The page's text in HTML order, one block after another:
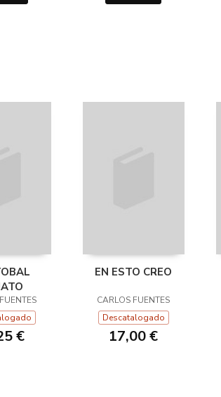
€
EN ESTO CREO
CARLOS FUENTES
Descatalogado
17,00 €